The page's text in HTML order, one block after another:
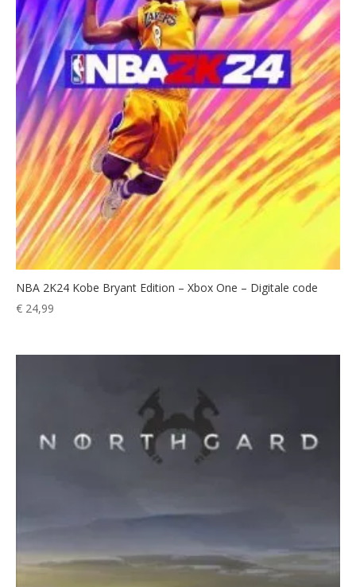
NBA 2K24 Kobe Bryant Edition – Xbox One – Digitale code
€ 24,99